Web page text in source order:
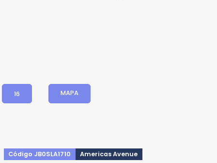
16 MAPA
Código JB0SLA1710 Americas Avenue